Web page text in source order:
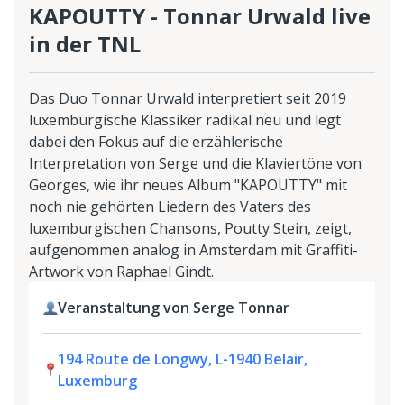
KAPOUTTY - Tonnar Urwald live
in der TNL
Das Duo Tonnar Urwald interpretiert seit 2019
luxemburgische Klassiker radikal neu und legt
dabei den Fokus auf die erzählerische
Interpretation von Serge und die Klaviertöne von
Georges, wie ihr neues Album "KAPOUTTY" mit
noch nie gehörten Liedern des Vaters des
luxemburgischen Chansons, Poutty Stein, zeigt,
aufgenommen analog in Amsterdam mit Graffiti-
Artwork von Raphael Gindt.
Veranstaltung von Serge Tonnar
194 Route de Longwy, L-1940 Belair,
Luxemburg